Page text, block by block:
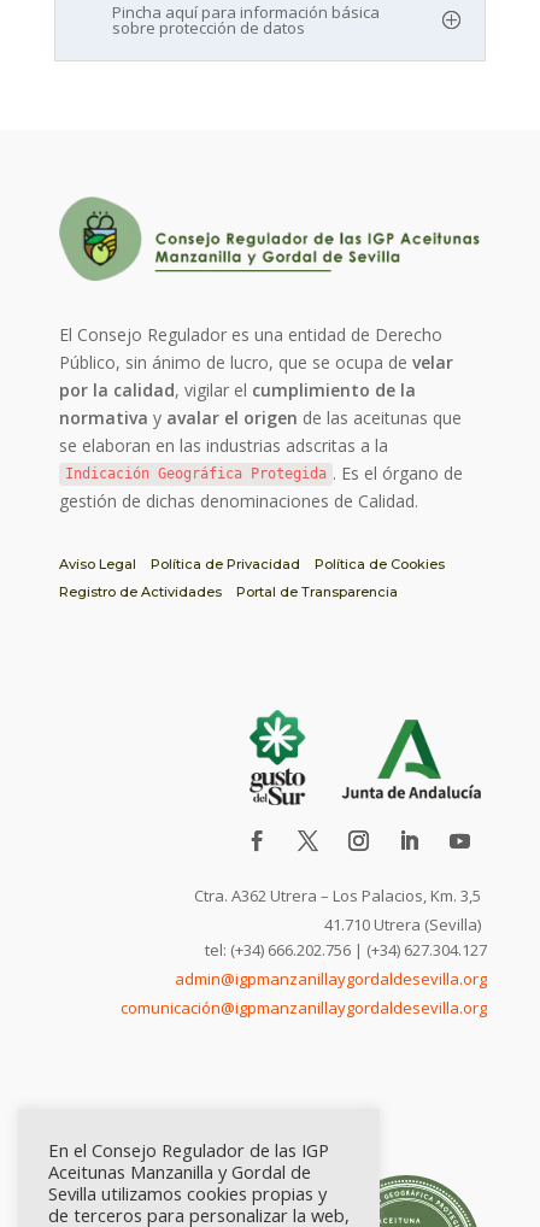
Pincha aquí para información básica
sobre protección de datos
El Consejo Regulador es una entidad de Derecho
Público, sin ánimo de lucro, que se ocupa develar
por la calidad, vigilar el cumplimiento de la
normativa y avalar el origen de las aceitunas que
se elaboran en las industrias adscritas a la
Indicación Geográfica Protegida . Es el órgano de
gestión de dichas denominaciones de Calidad.
Aviso Legal Política de Privacidad
Política de Cookies
Registro de Actividades
Portal de Transparencia
Ctra. A362 Utrera – Los Palacios, Km. 3,5
41.710 Utrera (Sevilla)
tel: (+34) 666.202.756 | (+34) 627.304.127
admin@igpmanzanillaygordaldesevilla.org
comunicación@igpmanzanillaygordaldesevilla.org
En el Consejo Regulador de las IGP
Aceitunas Manzanilla y Gordal de
Sevilla utilizamos cookies propias y
de terceros para personalizar la web,